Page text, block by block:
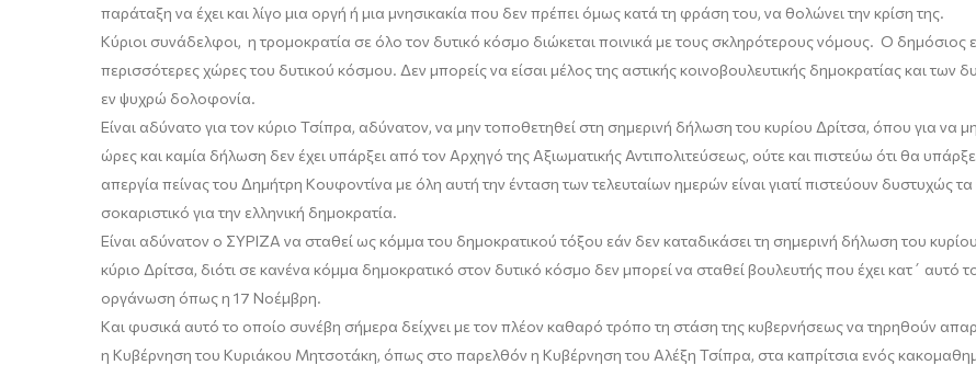
παράταξη να έχει και λίγο μια οργή ή μια μνησικακία που δεν πρέπει όμως κατά τη φράση του, να θολώνει την κρίση της.
Κύριοι συνάδελφοι, η τρομοκρατία σε όλο τον δυτικό κόσμο διώκεται ποινικά με τους σκληρότερους νόμους. Ο δημόσιος
περισσότερες χώρες του δυτικού κόσμου. Δεν μπορείς να είσαι μέλος της αστικής κοινοβουλευτικής δημοκρατίας και των
εν ψυχρώ δολοφονία.
Είναι αδύνατο για τον κύριο Τσίπρα, αδύνατον, να μην τοποθετηθεί στη σημερινή δήλωση του κυρίου Δρίτσα, όπου για να
ώρες και καμία δήλωση δεν έχει υπάρξει από τον Αρχηγό της Αξιωματικής Αντιπολιτεύσεως, ούτε και πιστεύω ότι θα
απεργία πείνας του Δημήτρη Κουφοντίνα με όλη αυτή την ένταση των τελευταίων ημερών είναι γιατί πιστεύουν δυστυχώςτα
σοκαριστικό για την ελληνική δημοκρατία.
Είναι αδύνατον ο ΣΥΡΙΖΑ να σταθεί ως κόμμα του δημοκρατικού τόξου εάν δεν καταδικάσει τη σημερινή δήλωση του κυρίου
κύριο Δρίτσα, διότι σε κανένα κόμμα δημοκρατικό στον δυτικό κόσμο δεν μπορεί να σταθεί βουλευτής που έχει κατ΄ αυτό
οργάνωση όπως η 17 Νοέμβρη.
Και φυσικά αυτό το οποίο συνέβη σήμερα δείχνει με τον πλέον καθαρό τρόπο τη στάση της κυβερνήσεως να τηρηθούν
η Κυβέρνηση του Κυριάκου Μητσοτάκη, όπως στο παρελθόν η Κυβέρνηση του Αλέξη Τσίπρα, στα καπρίτσια ενός